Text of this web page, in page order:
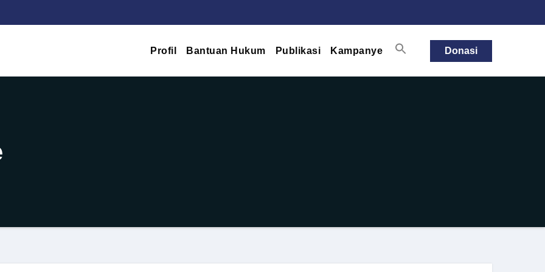
Profil
Bantuan Hukum Publikasi Kampanye Donasi